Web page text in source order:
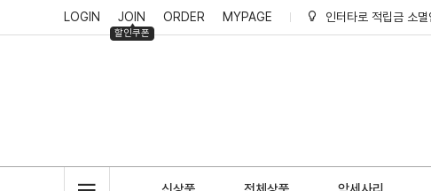
LOGIN JOIN
할인쿠폰
ORDER MYPAGE
인터타로 리뷰적립금